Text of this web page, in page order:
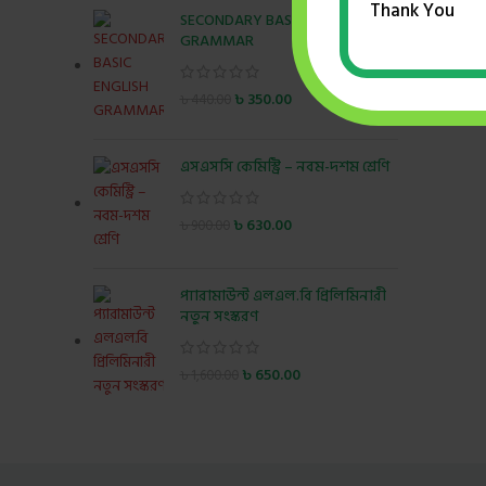
SECONDARY BASIC ENGLISH
GRAMMAR
৳350.00
এসএসসি কেমিস্ট্রি – নবম-দশম শ্রেণি
৳630.00
প্যারামাউন্ট এলএল.বি প্রিলিমিনারী
নতুন সংস্করণ
৳650.00
Thank You